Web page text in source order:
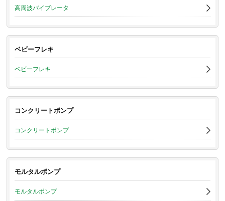
高周波バイブレータ
ベビーフレキ
ベビーフレキ
コンクリートポンプ
コンクリートポンプ
モルタルポンプ
モルタルポンプ